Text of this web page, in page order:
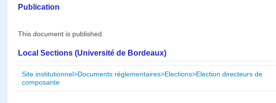
Publication
This document is published.
Local Sections (Université de Bordeaux)
Site institutionnel>Documents réglementaires>Elections>Election directeurs de
composante